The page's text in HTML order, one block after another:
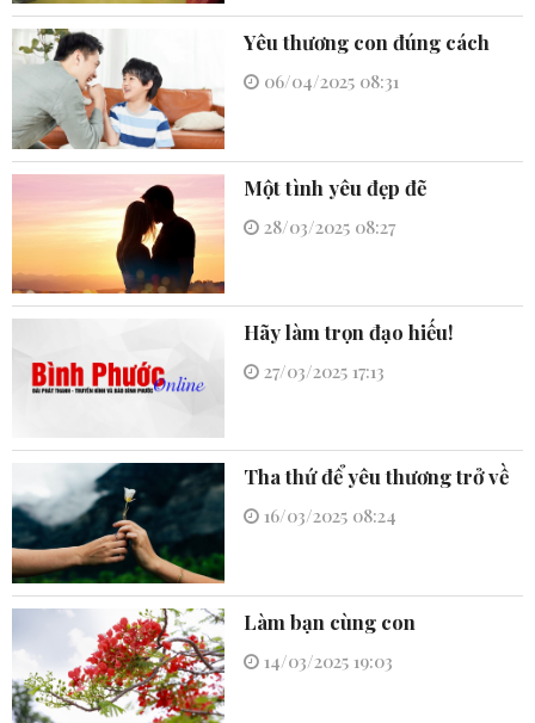
Yêu thương con đúng cách
06/04/2025 08:31
Một tình yêu đẹp đẽ
28/03/2025 08:27
Hãy làm trọn đạo hiếu!
27/03/2025 17:13
Tha thứ để yêu thương trở về
16/03/2025 08:24
Làm bạn cùng con
14/03/2025 19:03